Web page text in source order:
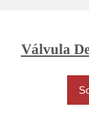
Válvula